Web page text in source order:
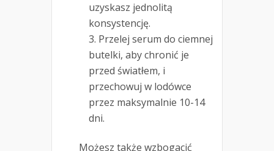
uzyskasz jednolitą
konsystencję.
Przelej serum do ciemnej
butelki, aby chronić je
przed światłem, i
przechowuj w lodówce
przez maksymalnie 10-14
dni.
Możesz także wzbogacić